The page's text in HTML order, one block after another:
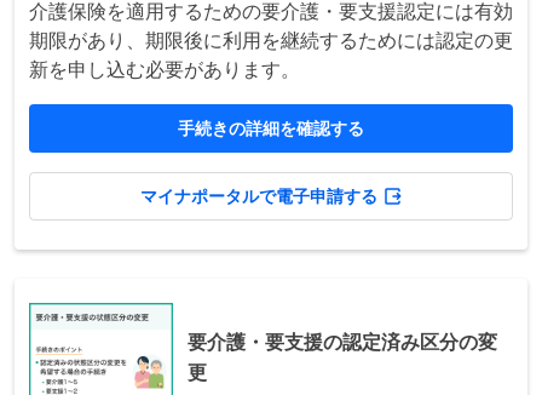
介護保険を適用するための要介護・要支援認定には有効
期限があり、期限後に利用を継続するためには認定の更
新を申し込む必要があります。
手続きの詳細を確認する
マイナポータルで電子申請する
要介護・要支援の認定済み区分の変
更